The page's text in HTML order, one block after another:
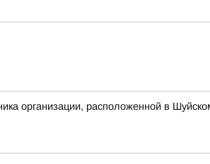
организации, расположенной в